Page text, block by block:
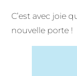
C’est avec joie
nouvelle porte !